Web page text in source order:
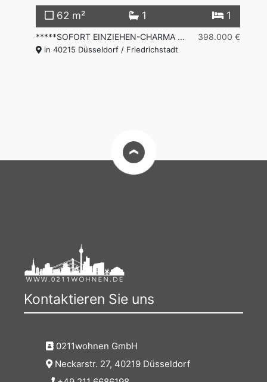
62 m² 1 1
*****SOFORT EINZIEHEN-CHARMA ... 398.000 €
in 40215 Düsseldorf / Friedrichstadt
Kontaktieren Sie uns
0211wohnen GmbH
Neckarstr. 27, 40219 Düsseldorf